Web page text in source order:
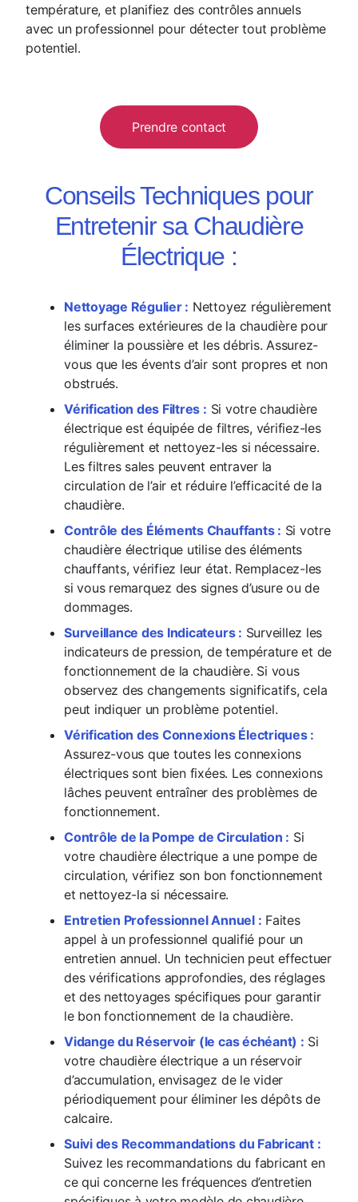
température, et planifiez des contrôles annuels
avec un professionnel pour détecter tout problème
potentiel.
Prendre contact
Conseils Techniques pour
Entretenir sa Chaudière
Électrique :
Nettoyage Régulier : Nettoyez régulièrement
les surfaces extérieures de la chaudière pour
éliminer la poussière et les débris. Assurez-
vous que les évents d’air sont propres et non
obstrués.
Vérification des Filtres : Si votre chaudière
électrique est équipée de filtres, vérifiez-les
régulièrement et nettoyez-les si nécessaire.
Les filtres sales peuvent entraver la
circulation de l’air et réduire l’efficacité de la
chaudière.
Contrôle des Éléments Chauffants : Si votre
chaudière électrique utilise des éléments
chauffants, vérifiez leur état. Remplacez-les
si vous remarquez des signes d’usure ou de
dommages.
Surveillance des Indicateurs : Surveillez les
indicateurs de pression, de température et de
fonctionnement de la chaudière. Si vous
observez des changements significatifs, cela
peut indiquer un problème potentiel.
Vérification des Connexions Électriques :
Assurez-vous que toutes les connexions
électriques sont bien fixées. Les connexions
lâches peuvent entraîner des problèmes de
fonctionnement.
Contrôle de la Pompe de Circulation : Si
votre chaudière électrique a une pompe de
circulation, vérifiez son bon fonctionnement
et nettoyez-la si nécessaire.
Entretien Professionnel Annuel : Faites
appel à un professionnel qualifié pour un
entretien annuel. Un technicien peut effectuer
des vérifications approfondies, des réglages
et des nettoyages spécifiques pour garantir
le bon fonctionnement de la chaudière.
Vidange du Réservoir (le cas échéant) : Si
votre chaudière électrique a un réservoir
d’accumulation, envisagez de le vider
périodiquement pour éliminer les dépôts de
calcaire.
Suivi des Recommandations du Fabricant :
Suivez les recommandations du fabricant en
ce qui concerne les fréquences d’entretien